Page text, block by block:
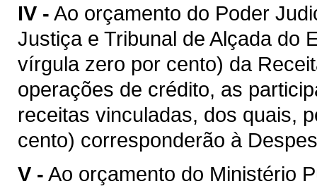
IV - Ao orçamento do Poder
Justiça e Tribunal de Alçada do
vírgula zero por cento) da
operações de crédito, as
receitas vinculadas, dos quais,
cento) corresponderão à
V - Ao orçamento do Ministério